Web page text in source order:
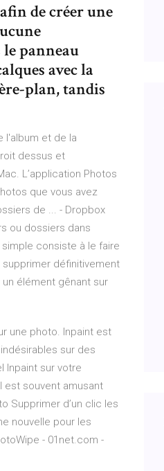
de créer une
panneau
avec la
plan, tandis
l'album et de la
dessus et
L’application Photos
que vous avez
de ... - Dropbox
ou dossiers dans
consiste à le faire
définitivement
élément gênant sur
une photo. Inpaint est
sur des
Inpaint sur votre
est souvent amusant
Supprimer d’un clic les
nouvelle pour les
- 01net.com -